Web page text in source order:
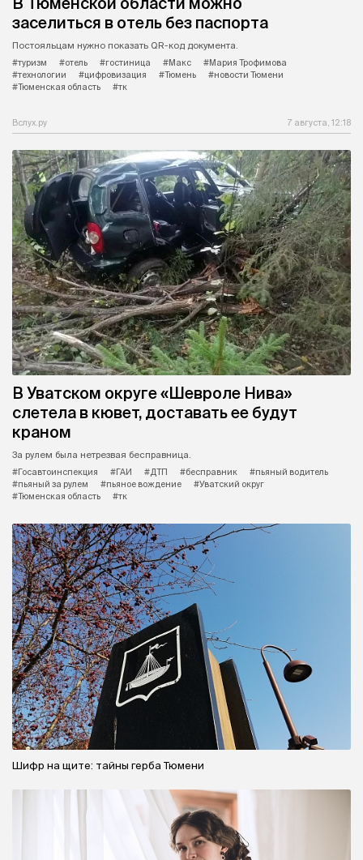
заселиться в отель без паспорта
Постояльцам нужно показать QR-код документа.
#туризм
#отель #гостиница #Макс
#Мария Трофимова
#технологии
#цифровизация #Тюмень
#новости Тюмени
#Тюменская область
#тк
Вслух.ру 7 августа, 12:18
В Уватском округе «Шевроле Нива»
слетела в кювет, доставать ее будут
краном
За рулем была нетрезвая бесправница.
#Госавтоинспекция
#ГАИ #ДТП #бесправник
#пьяный водитель
#пьяный за рулем
#пьяное вождение
#Уватский округ
#Тюменская область
#тк
Шифр на щите: тайны герба Тюмени